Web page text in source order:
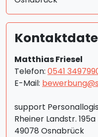
Matthias Friesel
Telefon: 0541
E-Mail:
support
Rheiner Landstr. 195a
49078 Osnabrück